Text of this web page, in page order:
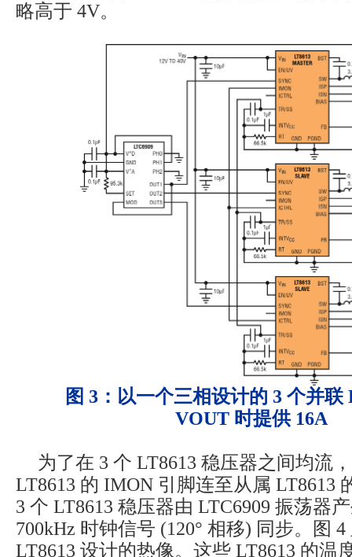
略高于 4V。
图 3：以一个三相设计的 3 个并联
VOUT 时提供 16A
为了在 3 个 LT8613 稳压器之间均流
LT8613 的 IMON 引脚连至从属 LT8613
3 个 LT8613 稳压器由 LTC6909 振荡器
700kHz 时钟信号 (120° 相移) 同步。图
LT8613 设计的热像。这些 LT8613 的温